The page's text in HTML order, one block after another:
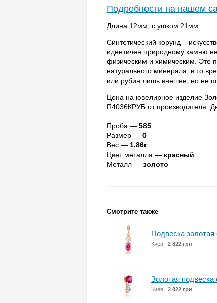
Подробности на нашем
Длина 12мм, с ушком 21мм
Синтетический корунд –
идентичен природному камню
физическим и химическим. Это
натурального минерала, в то
или рубин лишь внешне, но не
Цена на ювелирное изделие
П4036КРУБ от производителя:
Проба — 585
Размер — 0
Вес — 1.86г
Цвет металла — красный
Металл — золото
Смотрите также
Подвеска
Киев 2 822 грн
Золотая
Киев 2 822 грн